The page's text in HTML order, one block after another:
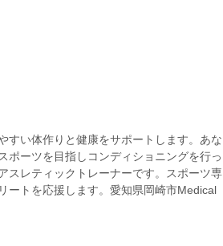
すい体作りと健康をサポートします。あな
ポーツを目指しコンディショニングを行っ
スレティックトレーナーです。スポーツ専
ートを応援します。愛知県岡崎市Medical